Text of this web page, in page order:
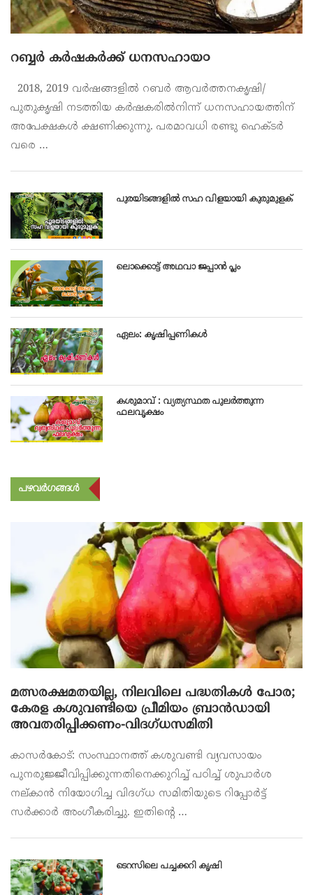
റബ്ബർ കർഷകർക്ക് ധനസഹായ൦
2018, 2019 വര്‍ഷങ്ങളില്‍ റബര്‍ ആവര്‍ത്തനകൃഷി/
പുതുകൃഷി നടത്തിയ കര്‍ഷകരില്‍നിന്ന് ധനസഹായത്തിന്
അപേക്ഷകള്‍ ക്ഷണിക്കുന്നു. പരമാവധി രണ്ടു ഹെക്ടര്‍
വരെ …
പുരയിടങ്ങളിൽ സഹ വിളയായി കുരുമുളക്
ലൊക്കൊട്ട് അഥവാ ജപ്പാൻ പ്ലം
ഏലം: കൃഷിപ്പണികൾ
കശുമാവ് : വ്യത്യസ്ഥത പുലർത്തുന്ന
ഫലവൃക്ഷം
പഴവർഗങ്ങൾ
മത്സരക്ഷമതയില്ല, നിലവിലെ പദ്ധതികൾ പോര;
കേരള കശുവണ്ടിയെ പ്രീമിയം ബ്രാൻഡായി
അവതരിപ്പിക്കണം-വിദഗ്ധസമിതി
കാസർകോട്: സംസ്ഥാനത്ത് കശുവണ്ടി വ്യവസായം
പുനരുജ്ജീവിപ്പിക്കുന്നതിനെക്കുറിച്ച് പഠിച്ച് ശുപാർശ
നല്കാൻ നിയോഗിച്ച വിദഗ്ധ സമിതിയുടെ റിപ്പോർട്ട്
സർക്കാർ അംഗീകരിച്ചു. ഇതിന്റെ …
ടെറസിലെ പച്ചക്കറി കൃഷി